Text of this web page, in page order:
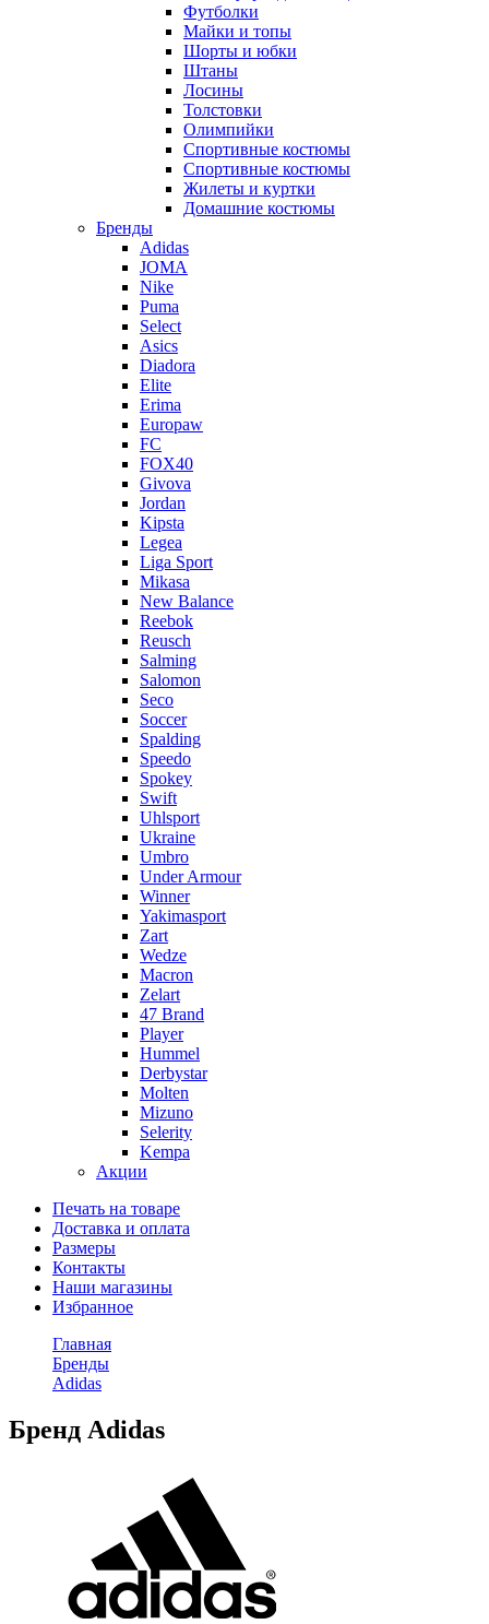
Футболки
Майки и топы
Шорты и юбки
Штаны
Лосины
Толстовки
Олимпийки
Спортивные костюмы
Спортивные костюмы
Жилеты и куртки
Домашние костюмы
Бренды
Adidas
JOMA
Nike
Puma
Select
Asics
Diadora
Elite
Erima
Europaw
FC
FOX40
Givova
Jordan
Kipsta
Legea
Liga Sport
Mikasa
New Balance
Reebok
Reusch
Salming
Salomon
Seco
Soccer
Spalding
Speedo
Spokey
Swift
Uhlsport
Ukraine
Umbro
Under Armour
Winner
Yakimasport
Zart
Wedze
Macron
Zelart
47 Brand
Player
Hummel
Derbystar
Molten
Mizuno
Selerity
Kempa
Акции
Печать на товаре
Доставка и оплата
Размеры
Контакты
Наши магазины
Избранное
Главная
Бренды
Adidas
Бренд Adidas